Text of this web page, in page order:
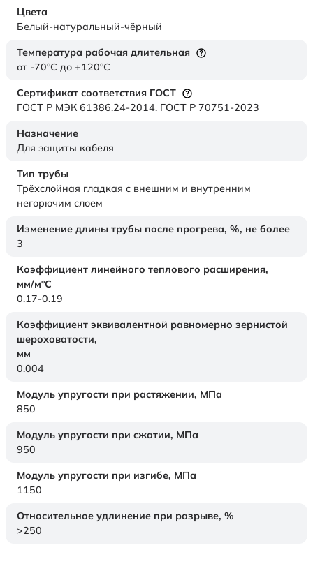
Цвета
Белый-натуральный-чёрный
Температура рабочая длительная
от -70°C до +120°C
Сертификат соответствия ГОСТ
ГОСТ Р МЭК 61386.24-2014. ГОСТ Р 70751-2023
Назначение
Для защиты кабеля
Тип трубы
Трёхслойная гладкая с внешним и внутренним
негорючим слоем
Изменение длины трубы после прогрева, %, не более
3
Коэффициент линейного теплового расширения,
мм/м°С
0.17-0.19
Коэффициент эквивалентной равномерно зернистой
шероховатости,
мм
0.004
Модуль упругости при растяжении, МПа
850
Модуль упругости при сжатии, МПа
950
Модуль упругости при изгибе, МПа
1150
Относительное удлинение при разрыве, %
>250